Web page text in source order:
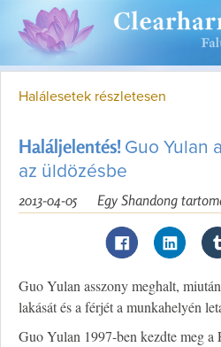
Halálesetek részletesen
Haláljelentés! Guo Yulan
az üldözésbe
Egy Shandong
2013-04-05
Guo Yulan asszony meghalt,
lakását és a férjét a munkahelyén
Guo Yulan 1997-ben kezdte meg a